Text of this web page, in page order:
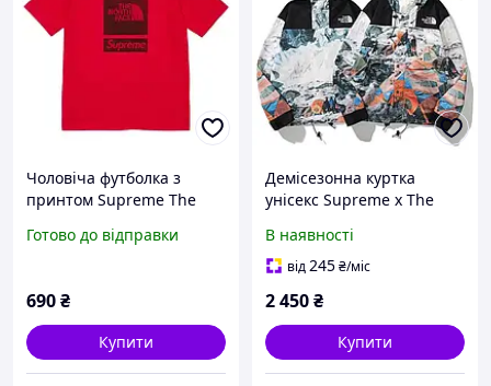
Чоловіча футболка з
принтом Supreme The
(Red), Червоний, XS
Готово до відправки
690₴
Купити
Демісезонна куртка
унісекс Supreme x The
водонепроникна
В наявності
від245₴/міс
2 450₴
Купити